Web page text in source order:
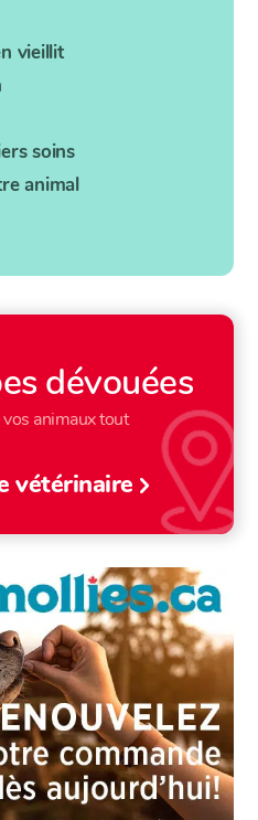
vieillit
soins
animal
dévouées
animaux tout
vétérinaire